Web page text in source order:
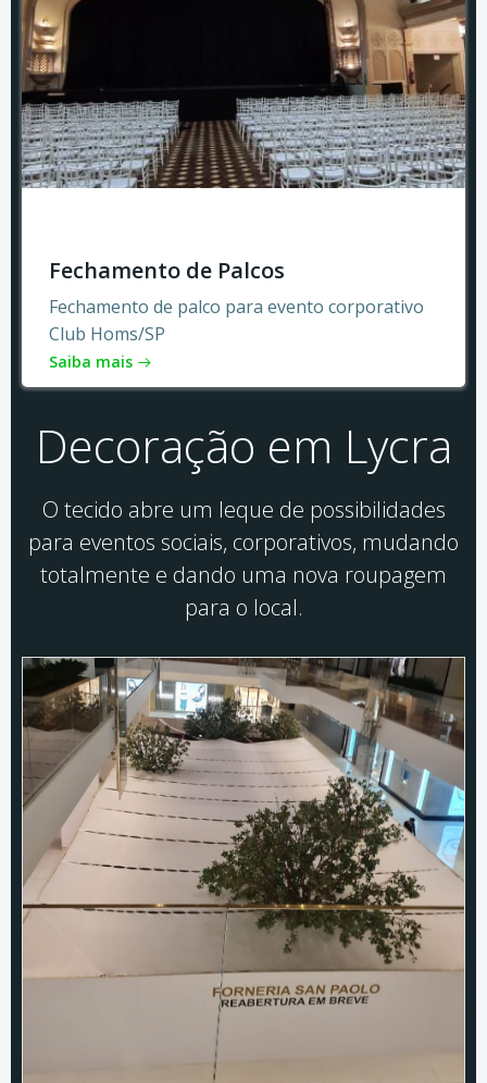
Fechamento de Palcos
Fechamento de palco para evento corporativo
Club Homs/SP
Saiba mais
Decoração em Lycra
O tecido abre um leque de possibilidades
para eventos sociais, corporativos, mudando
totalmente e dando uma nova roupagem
para o local.